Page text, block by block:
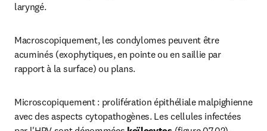
laryngé.
Macroscopiquement, les condylomes peuvent être
acuminés (exophytiques, en pointe ou en saillie par
rapport à la surface) ou plans.
Microscopiquement : prolifération épithéliale malpighienne
avec des aspects cytopathogènes. Les cellules infectées